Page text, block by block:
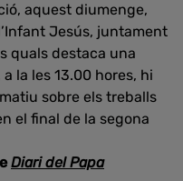
aquest diumenge,
Jesús, juntament
quals destaca una
la les 13.00 hores, hi
sobre els treballs
el final de la segona
Diari del Papa